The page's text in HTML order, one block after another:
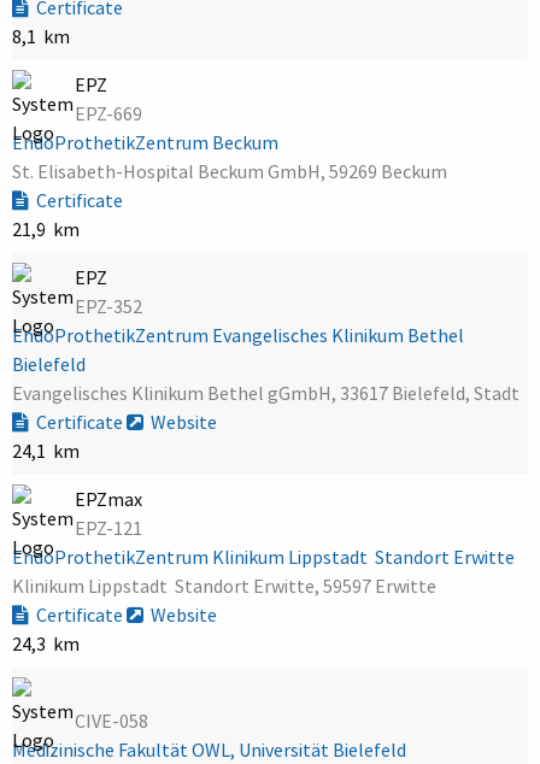
Certificate
8,1 km
EPZ
EPZ-669
EndoProthetikZentrum Beckum
St. Elisabeth-Hospital Beckum GmbH, 59269 Beckum
Certificate
21,9 km
EPZ
EPZ-352
EndoProthetikZentrum Evangelisches Klinikum Bethel
Bielefeld
Evangelisches Klinikum Bethel gGmbH, 33617 Bielefeld, Stadt
Certificate
Website
24,1 km
EPZmax
EPZ-121
EndoProthetikZentrum Klinikum Lippstadt  Standort Erwitte
Klinikum Lippstadt  Standort Erwitte, 59597 Erwitte
Certificate
Website
24,3 km
CIVE-058
Medizinische Fakultät OWL, Universität Bielefeld